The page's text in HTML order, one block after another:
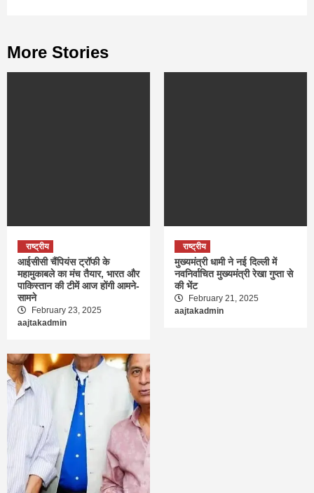
More Stories
राष्ट्रीय
आईसीसी चैंपियंस ट्रॉफी के
महामुकाबले का मंच तैयार, भारत और
पाकिस्तान की टीमें आज होंगी आमने-
सामने
February 23, 2025
aajtakadmin
राष्ट्रीय
मुख्यमंत्री धामी ने नई दिल्ली में
नवनिर्वाचित मुख्यमंत्री रेखा गुप्ता से
की भेंट
February 21, 2025
aajtakadmin